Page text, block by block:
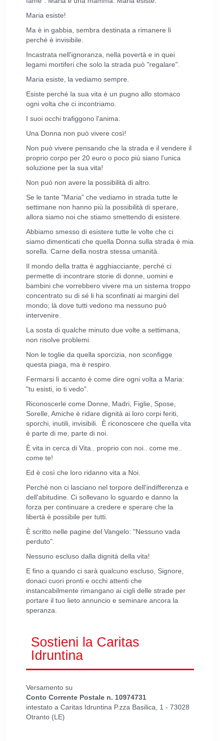
Maria esiste!
Ma è in gabbia, sembra destinata a rimanere lì
perché è invisibile.
Incastrata nell'ignoranza, nella povertà e in quei
legami mortiferi che solo la strada può "regalare".
Maria esiste, la vediamo sempre.
Esiste perché la sua vita è un pugno allo stomaco
ogni volta che ci incontriamo.
I suoi occhi trafiggono l'anima.
Una Donna non può vivere così!
Non può vivere pensando che la strada e il vendere il
proprio corpo per 20 euro o poco più siano l'unica
soluzione per la sua vita!
Non può non avere la possibilità di altro.
Se le tante "Maria" che vediamo in strada tutte le
settimane non hanno più la possibilità di sperare,
allora siamo noi che stiamo smettendo di esistere.
Abbiamo smesso di esistere tutte le volte che ci
siamo dimenticati che quella Donna sulla strada è mia
sorella. Carne della nostra stessa umanità.
Il mondo della tratta è agghiacciante, perché ci
permette di incontrare storie di donne, uomini e
bambini che vorrebbero vivere ma un sistema troppo
concentrato su di sé li ha sconfinati ai margini del
mondo; là dove tutti vedono ma nessuno può
intervenire.
La sosta di qualche minuto due volte a settimana,
non risolve problemi.
Non le toglie da quella sporcizia, non sconfigge
questa piaga, ma è respiro.
Fermarsi lì accanto è come dire ogni volta a Maria:
"tu esisti, io ti vedo".
Riconoscerle come Donne, Madri, Figlie, Spose,
Sorelle, Amiche è ridare dignità ai loro corpi feriti,
sporchi, inutili, invisibili. È riconoscere che quella vita
è parte di me, parte di noi.
È vita in cerca di Vita.. proprio con noi.. come me..
come te!
Ed è così che loro ridanno vita a Noi.
Perché non ci lasciano nel torpore dell'indifferenza e
dell'abitudine. Ci sollevano lo sguardo e danno la
forza per continuare a credere e sperare che la
libertà è possibile per tutti.
È scritto nelle pagine del Vangelo: "Nessuno vada
perduto".
Nessuno escluso dalla dignità della vita!
E fino a quando ci sarà qualcuno escluso, Signore,
donaci cuori pronti e occhi attenti che
instancabilmente rimangano ai cigli delle strade per
portare il tuo lieto annuncio e seminare ancora la
speranza.
Sostieni la Caritas
Idruntina
Versamento su
Conto Corrente Postale n. 10974731
intestato a Caritas Idruntina P.zza Basilica, 1 - 73028
Otranto (LE)